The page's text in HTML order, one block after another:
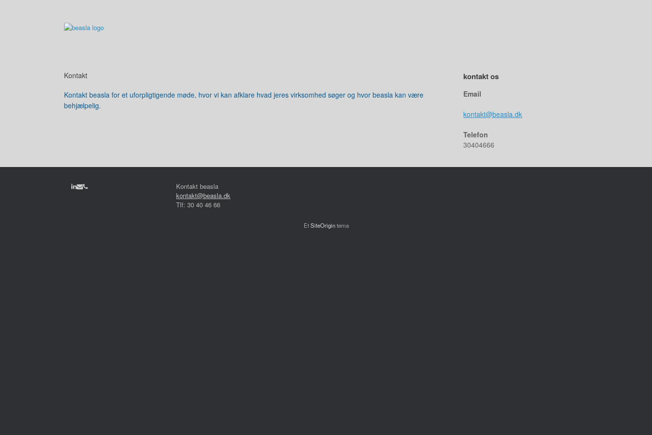
Kontakt
Kontakt beasla for et uforpligtigende møde, hvor vi kan afklare hvad jeres virksomhed søger og hvor beasla kan være
behjælpelig.
kontakt os
Email
kontakt@beasla.dk
Telefon
30404666
Kontakt beasla
kontakt@beasla.dk
Tlf: 30 40 46 66
EtSiteOrigintema